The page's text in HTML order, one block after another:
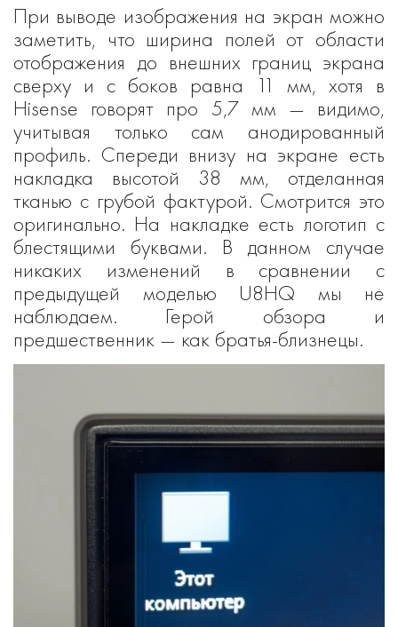
При выводе изображения на экран можно
заметить, что ширина полей от области
отображения до внешних границ экрана
сверху и с боков равна 11 мм, хотя в
Hisense говорят про 5,7 мм — видимо,
учитывая только сам анодированный
профиль. Спереди внизу на экране есть
накладка высотой 38 мм, отделанная
тканью с грубой фактурой. Смотрится это
оригинально. На накладке есть логотип с
блестящими буквами. В данном случае
никаких изменений в сравнении с
предыдущей моделью U8HQ мы не
наблюдаем. Герой обзора и
предшественник — как братья-близнецы.